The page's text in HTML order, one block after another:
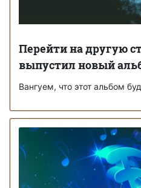
Перейти на другую
выпустил новый
Вангуем, что этот альбом